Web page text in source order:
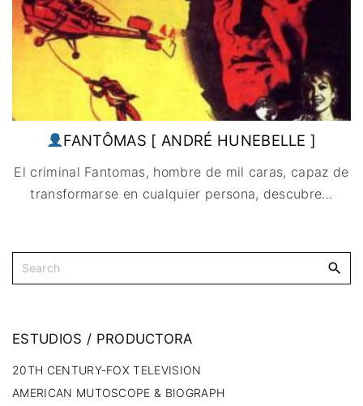
ÉPICO / MITOLÓGICO
EXPERIMENTOS
FANTÁSTICO
MUSICAL
TERROR
WESTERN / CHAMBARA
ESPAÑA
FRANCIA
ITALIA
PAISES BAJOS
REINO UNIDO
SUECIA
DISEÑO WEB
CONTACTO
TARJETA
DIGITAL
FANTÔMAS [ ANDRÉ HUNEBELLE ]
El criminal Fantomas, hombre de mil caras, capaz de
transformarse en cualquier persona, descubre…
ESTUDIOS / PRODUCTORA
20TH CENTURY-FOX TELEVISION
AMERICAN MUTOSCOPE & BIOGRAPH